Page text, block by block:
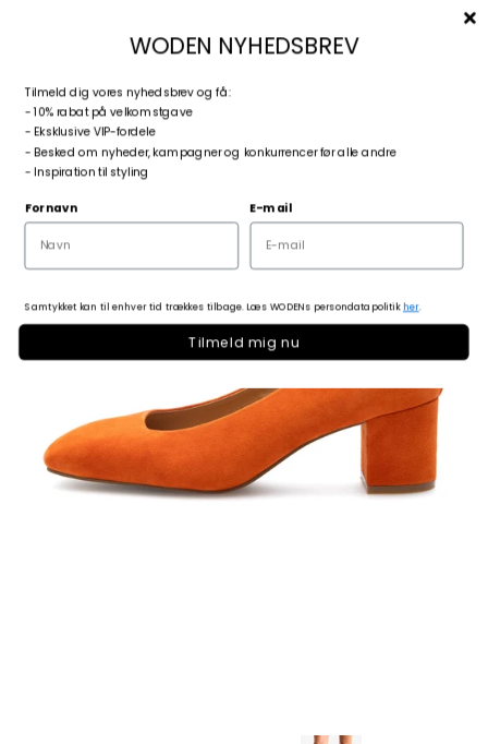
Log ind
Kurv
Zoom
WODEN NYHEDSBREV
Tilmeld dig vores nyhedsbrev og få:
- 10% rabat på velkomstgave
- Eksklusive VIP-fordele
- Besked om nyheder, kampagner og konkurrencer før alle andre
- Inspiration til styling
Fornavn E-mail
Samtykket kan til enhver tid trækkes tilbage. Læs WODENs persondatapolitikher.
Tilmeld mig nu